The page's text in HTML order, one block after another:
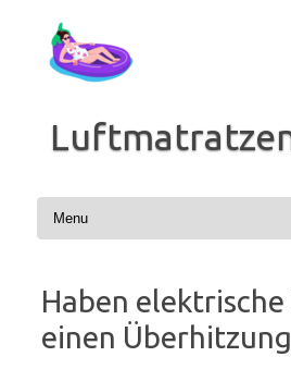
Inhalt
springen
Haben elektrische
einen